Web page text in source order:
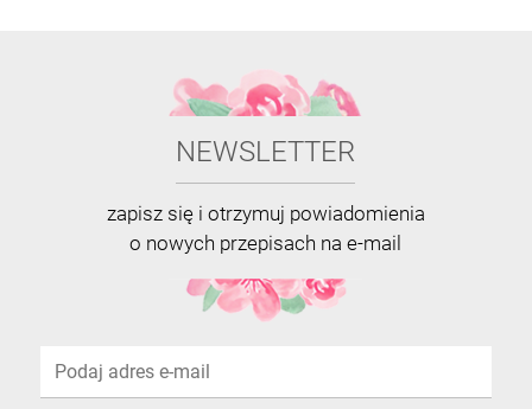
NEWSLETTER
zapisz się i otrzymuj powiadomienia
o nowych przepisach na e-mail